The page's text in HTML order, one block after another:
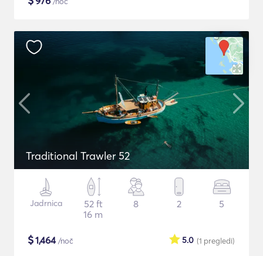
Traditional Trawler 52
Jadrnica
52 ft
16 m
8 2 5
$1,464/noč (1 pregledi)
5.0